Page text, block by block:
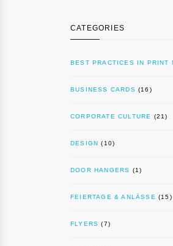
CATEGORIES
BEST PRACTICES IN PRINT
BUSINESS CARDS (16)
CORPORATE CULTURE (21)
DESIGN (10)
DOOR HANGERS (1)
FEIERTAGE & ANLÄSSE (15)
FLYERS (7)